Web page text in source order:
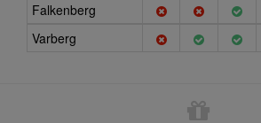
Falkenberg
Varberg